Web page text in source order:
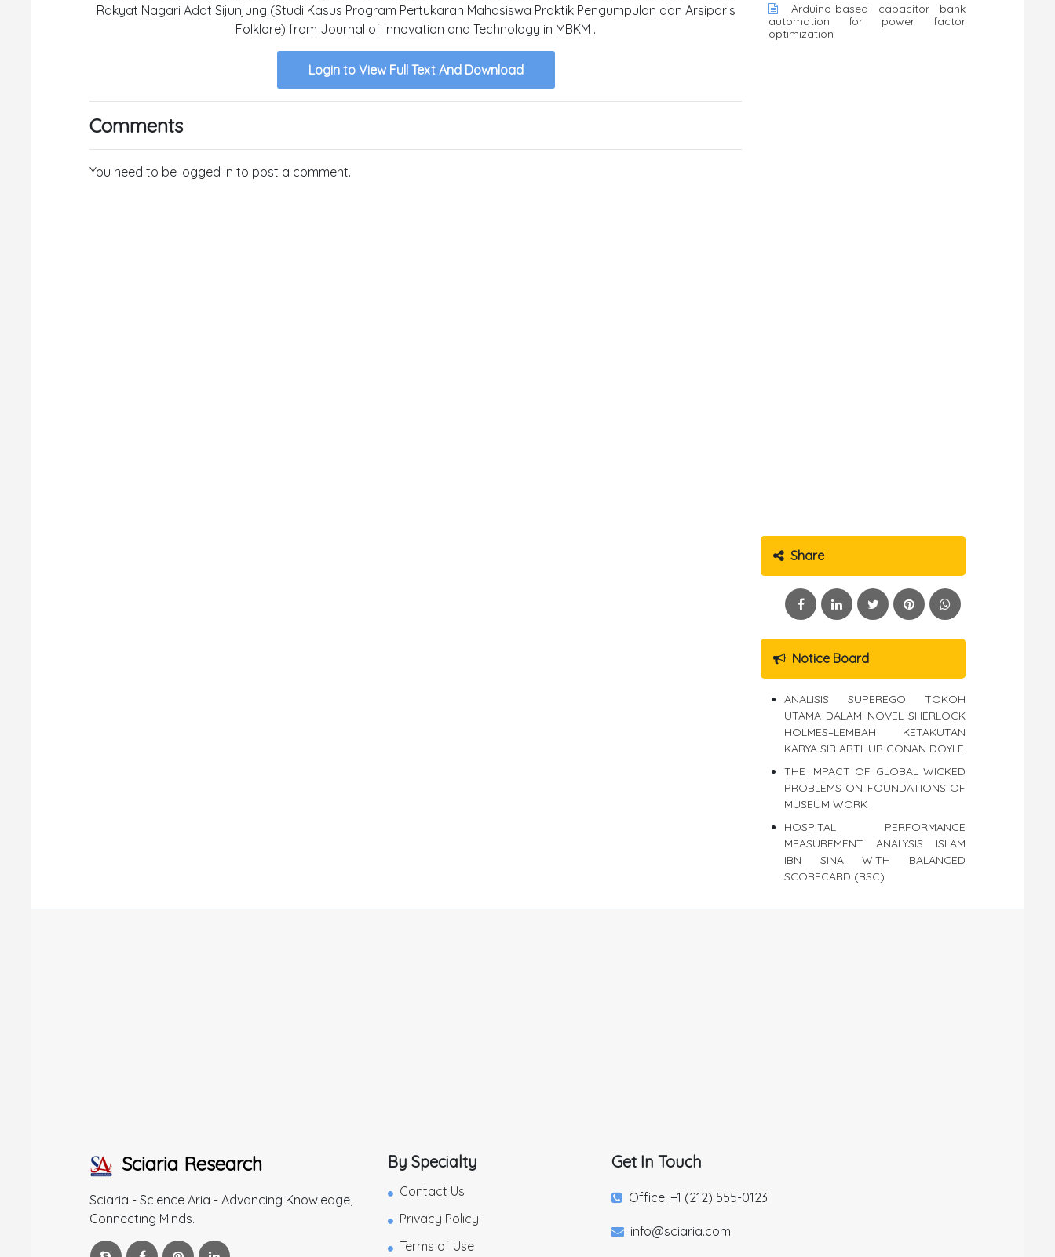
Rakyat Nagari Adat Sijunjung (Studi Kasus Program Pertukaran Mahasiswa Praktik Pengumpulan dan Arsiparis
Folklore) from Journal of Innovation and Technology in MBKM .
Login to View Full Text And Download
Comments
You need to be logged in to post a comment.
Arduino-based capacitor bank
automation for power factor
optimization
Share
Notice Board
ANALISIS SUPEREGO TOKOH
UTAMA DALAM NOVEL SHERLOCK
HOLMES–LEMBAH KETAKUTAN
KARYA SIR ARTHUR CONAN DOYLE
THE IMPACT OF GLOBAL WICKED
PROBLEMS ON FOUNDATIONS OF
MUSEUM WORK
HOSPITAL PERFORMANCE
MEASUREMENT ANALYSIS ISLAM
IBN SINA WITH BALANCED
SCORECARD (BSC)
Sciaria Research
Sciaria - Science Aria - Advancing Knowledge,
Connecting Minds.
By Specialty
Contact Us
Privacy Policy
Terms of Use
Get In Touch
Office: +1 (212) 555-0123
info@sciaria.com